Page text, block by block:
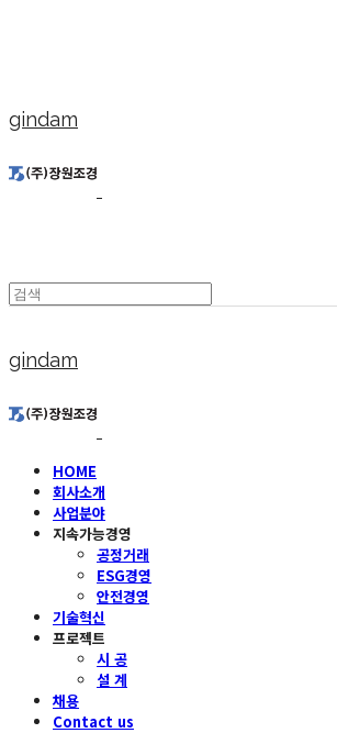
gindam
gindam
HOME
회사소개
사업분야
지속가능경영
공정거래
ESG경영
안전경영
기술혁신
프로젝트
시 공
설 계
채용
Contact us